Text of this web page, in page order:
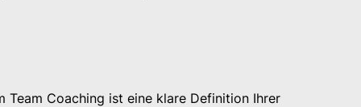
Coaching ist eine klare Definition Ihrer